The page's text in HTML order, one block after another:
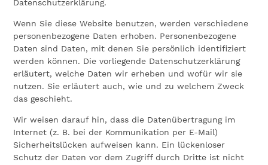
Datenschutzerklärung.
Wenn Sie diese Website benutzen, werden verschiedene
personenbezogene Daten erhoben. Personenbezogene
Daten sind Daten, mit denen Sie persönlich identifiziert
werden können. Die vorliegende Datenschutzerklärung
erläutert, welche Daten wir erheben und wofür wir sie
nutzen. Sie erläutert auch, wie und zu welchem Zweck
das geschieht.
Wir weisen darauf hin, dass die Datenübertragung im
Internet (z. B. bei der Kommunikation per E-Mail)
Sicherheitslücken aufweisen kann. Ein lückenloser
Schutz der Daten vor dem Zugriff durch Dritte ist nicht